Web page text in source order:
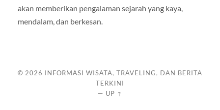
akan memberikan pengalaman sejarah yang kaya,
mendalam, dan berkesan.
© 2026 INFORMASI WISATA, TRAVELING, DAN BERITA
TERKINI
— UP ↑